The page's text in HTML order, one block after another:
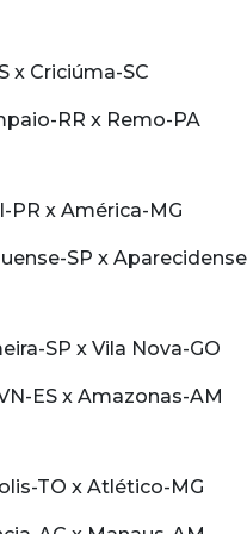
x Criciúma-SC
RR x Remo-PA
PR x América-MG
SP x
SP x Vila Nova-GO
ES x Amazonas-AM
TO x Atlético-MG